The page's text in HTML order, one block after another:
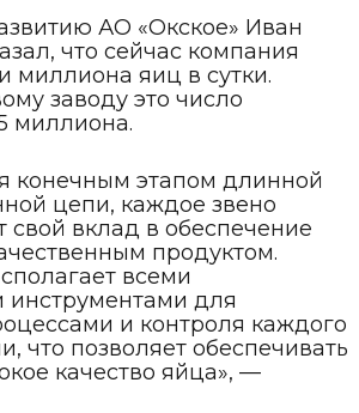
АО «Окское» Иван
что сейчас компания
миллиона яиц в сутки.
заводу это число
миллиона.
конечным этапом длинной
цепи, каждое звено
свой вклад в обеспечение
продуктом.
всеми
для
и контроля каждого
что позволяет обеспечивать
качество яйца», —